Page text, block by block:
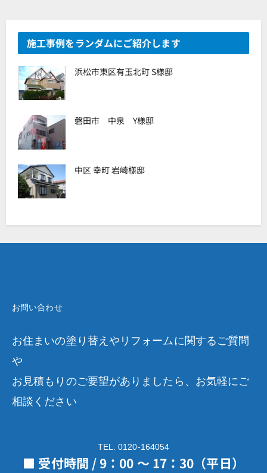
施工事例をランダムにご紹介します
浜松市東区有玉北町 S様邸
磐田市 中泉 Y様邸
中区 幸町 岩崎様邸
お問い合わせ
お住まいの塗り替えやリフォームに関するご質問
や
お見積もりのご要望がありましたら、お気軽にご
相談ください
TEL. 0120-164054
■ 受付時間 / 9：00 ～ 17：30（平日）